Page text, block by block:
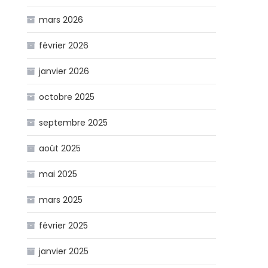
mars 2026
février 2026
janvier 2026
octobre 2025
septembre 2025
août 2025
mai 2025
mars 2025
février 2025
janvier 2025